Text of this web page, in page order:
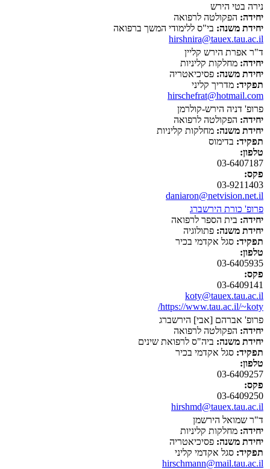
נירה בטי הירש
יחידה: הפקולטה לרפואה
יחידת משנה: בי"ס ללימודי המשך ברפואה
hirshnira@tauex.tau.ac.il
ד"ר אפרת הירש קליין
יחידה: מחלקות קליניות
יחידת משנה: פסיכיאטריה
תפקיד: מדריך קליני
hirschefrat@hotmail.com
פרופ' דניה הירש-קולרמן
יחידה: הפקולטה לרפואה
יחידת משנה: מחלקות קליניות
תפקיד: בדימוס
טלפון:
03-6407187
פקס:
03-9211403
daniaron@netvision.net.il
פרופ' כורת הירשברג
יחידה: בית הספר לרפואה
יחידת משנה: פתולוגיה
תפקיד: סגל אקדמי בכיר
טלפון:
03-6405935
פקס:
03-6409141
koty@tauex.tau.ac.il
https://www.tau.ac.il/~koty/
פרופ' אברהם [אבי] הירשברג
יחידה: הפקולטה לרפואה
יחידת משנה: ביה"ס לרפואת שינים
תפקיד: סגל אקדמי בכיר
טלפון:
03-6409257
פקס:
03-6409250
hirshmd@tauex.tau.ac.il
ד"ר שמואל הירשמן
יחידה: מחלקות קליניות
יחידת משנה: פסיכיאטריה
תפקיד: סגל אקדמי קליני
hirschmann@mail.tau.ac.il